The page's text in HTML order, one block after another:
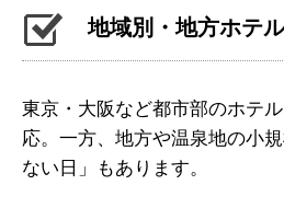
地域別・地方ホテ
東京・大阪など都市部のホテ
応。一方、地方や温泉地の小
ない日」もあります。